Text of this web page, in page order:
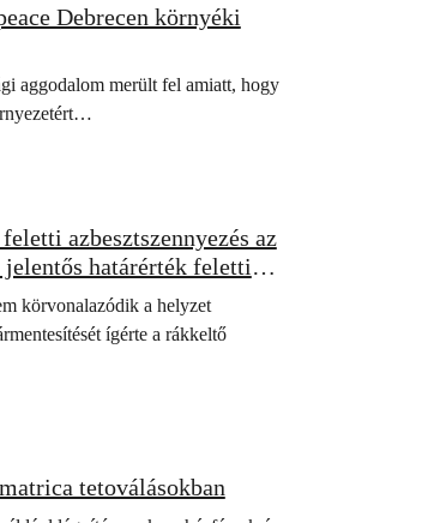
Debrecen környéki
aggodalom merült fel amiatt, hogy
azbesztszennyezés az
jelentős határérték feletti
körvonalazódik a helyzet
ígérte a rákkeltő
tetoválásokban